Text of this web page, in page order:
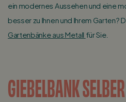
ein modernes Aussehen und eine
besser zu Ihnen und Ihrem Garten?
Gartenbänke aus Metall für Sie.
GIEBELBANK